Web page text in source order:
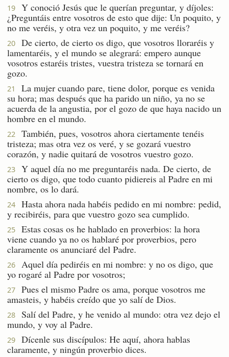
19
Y conoció Jesús que le querían preguntar, y díjoles:
¿Preguntáis entre vosotros de esto que dije: Un poquito, y
no me veréis, y otra vez un poquito, y me veréis?
20
De cierto, de cierto os digo, que vosotros lloraréis y
lamentaréis, y el mundo se alegrará: empero aunque
vosotros estaréis tristes, vuestra tristeza se tornará en
gozo.
21
La mujer cuando pare, tiene dolor, porque es venida
su hora; mas después que ha parido un niño, ya no se
acuerda de la angustia, por el gozo de que haya nacido un
hombre en el mundo.
22
También, pues, vosotros ahora ciertamente tenéis
tristeza; mas otra vez os veré, y se gozará vuestro
corazón, y nadie quitará de vosotros vuestro gozo.
23
Y aquel día no me preguntaréis nada. De cierto, de
cierto os digo, que todo cuanto pidiereis al Padre en mi
nombre, os lo dará.
24
Hasta ahora nada habéis pedido en mi nombre: pedid,
y recibiréis, para que vuestro gozo sea cumplido.
25
Estas cosas os he hablado en proverbios: la hora
viene cuando ya no os hablaré por proverbios, pero
claramente os anunciaré del Padre.
26
Aquel día pediréis en mi nombre: y no os digo, que
yo rogaré al Padre por vosotros;
27
Pues el mismo Padre os ama, porque vosotros me
amasteis, y habéis creído que yo salí de Dios.
28
Salí del Padre, y he venido al mundo: otra vez dejo el
mundo, y voy al Padre.
29
Dícenle sus discípulos: He aquí, ahora hablas
claramente, y ningún proverbio dices.